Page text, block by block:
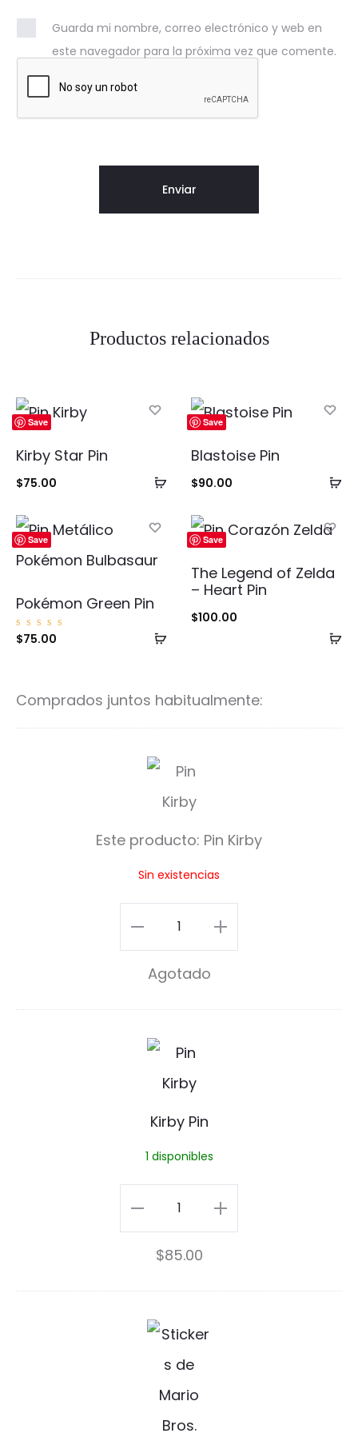
Guarda mi nombre, correo electrónico y web en
este navegador para la próxima vez que comente.
Productos relacionados
Save
Añadir
carrito
Kirby Star Pin
$75.00
Save
Blastoise Pin
$90.00
Save
Añadir
Pokémon Green Pin
Valorad
o con
$75.00
Save
The Legend of Zelda
– Heart Pin
$100.00
Comprados juntos habitualmente:
P
i
i
b
y
Este producto: Pin Kirby
Sin existencias
Pin
Kirby
cantidad
Agotado
K
i
b
y
i
n
Kirby Pin
1 disponibles
Kirby
Pin
cantidad
$85.00
S
t
i
c